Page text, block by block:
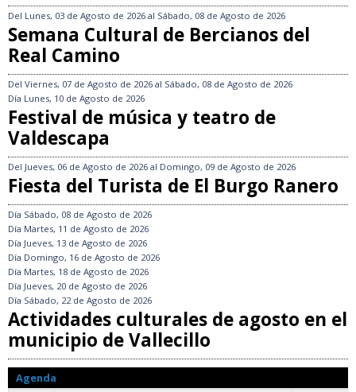
Del Lunes, 03 de Agosto de 2026 al Sábado, 08 de Agosto de 2026
Semana Cultural de Bercianos del
Real Camino
Del Viernes, 07 de Agosto de 2026 al Sábado, 08 de Agosto de 2026
Día Lunes, 10 de Agosto de 2026
Festival de música y teatro de
Valdescapa
Del Jueves, 06 de Agosto de 2026 al Domingo, 09 de Agosto de 2026
Fiesta del Turista de El Burgo Ranero
Día Sábado, 08 de Agosto de 2026
Día Martes, 11 de Agosto de 2026
Día Jueves, 13 de Agosto de 2026
Día Domingo, 16 de Agosto de 2026
Día Martes, 18 de Agosto de 2026
Día Jueves, 20 de Agosto de 2026
Día Sábado, 22 de Agosto de 2026
Actividades culturales de agosto en el
municipio de Vallecillo
Agenda